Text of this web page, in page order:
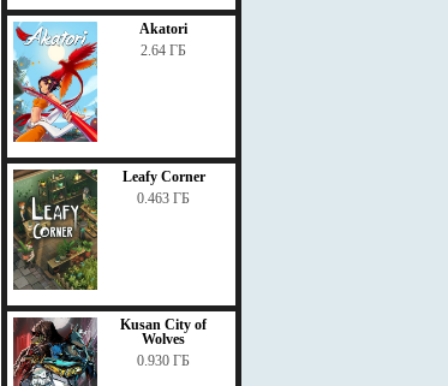
Akatori
2.64 ГБ
Leafy Corner
0.463 ГБ
Kusan City of
Wolves
0.930 ГБ